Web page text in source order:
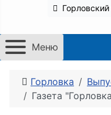
Меню
Горловка
Газета